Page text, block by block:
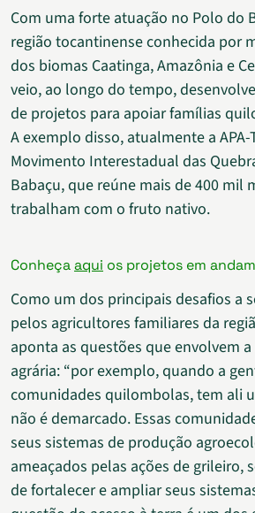
Com uma forte atuação no Polo do
região tocantinense conhecida por
dos biomas Caatinga, Amazônia e
veio, ao longo do tempo,
de projetos para apoiar famílias
A exemplo disso, atualmente a APA-
Movimento Interestadual das
Babaçu, que reúne mais de 400 mil
trabalham com o fruto nativo.
Conheçaaqui os projetos em
Como um dos principais desafios a
pelos agricultores familiares da
aponta as questões que envolvem
agrária: “por exemplo, quando a
comunidades quilombolas, tem ali
não é demarcado. Essas
seus sistemas de produção
ameaçados pelas ações de grileiro,
de fortalecer e ampliar seus